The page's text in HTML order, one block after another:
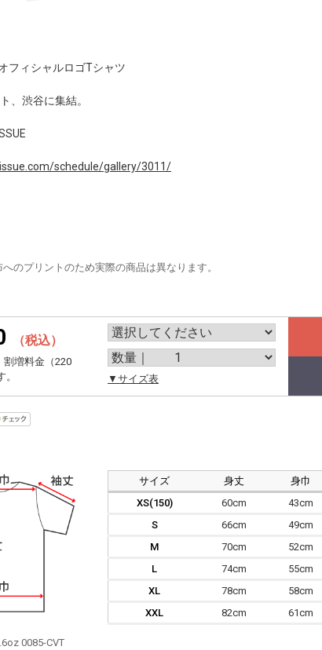
フィシャルロゴTシャツ
、渋谷に集結。
schedule/gallery/3011/
のプリントのため実際の商品は異なります。
（税込）
増料金（220
▼サイズ表
サイズ 身丈 身巾
XS(150)
60cm 43cm
S
66cm 49cm
M
70cm 52cm
L
74cm 55cm
XL
78cm 58cm
XXL
82cm 61cm
0085-CVT